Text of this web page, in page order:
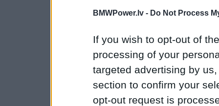
BMWPower.lv - Do Not Process
If you wish to opt-out of
processing of your
targeted advertising by
section to confirm your
opt-out request is